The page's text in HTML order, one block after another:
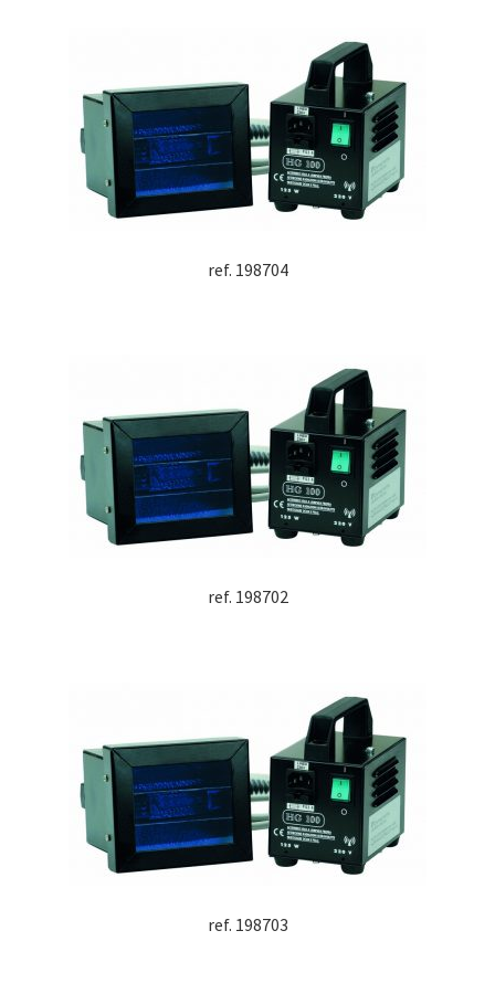
ref. 198704
ref. 198702
ref. 198703